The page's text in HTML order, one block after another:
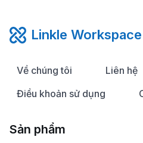
Linkle Workspace
Về chúng tôi
Liên hệ
Điều khoản sử dụng
Sản phẩm